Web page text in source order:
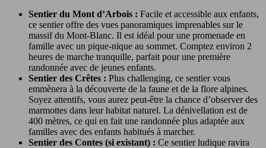
Sentier du Mont d’Arbois : Facile et accessible aux enfants,
ce sentier offre des vues panoramiques imprenables sur le
massif du Mont-Blanc. Il est idéal pour une promenade en
famille avec un pique-nique au sommet. Comptez environ 2
heures de marche tranquille, parfait pour une première
randonnée avec de jeunes enfants.
Sentier des Crêtes : Plus challenging, ce sentier vous
emmènera à la découverte de la faune et de la flore alpines.
Soyez attentifs, vous aurez peut-être la chance d’observer des
marmottes dans leur habitat naturel. La dénivellation est de
400 mètres, ce qui en fait une randonnée plus adaptée aux
familles avec des enfants habitués à marcher.
Sentier des Contes (si existant) : Ce sentier ludique ravira